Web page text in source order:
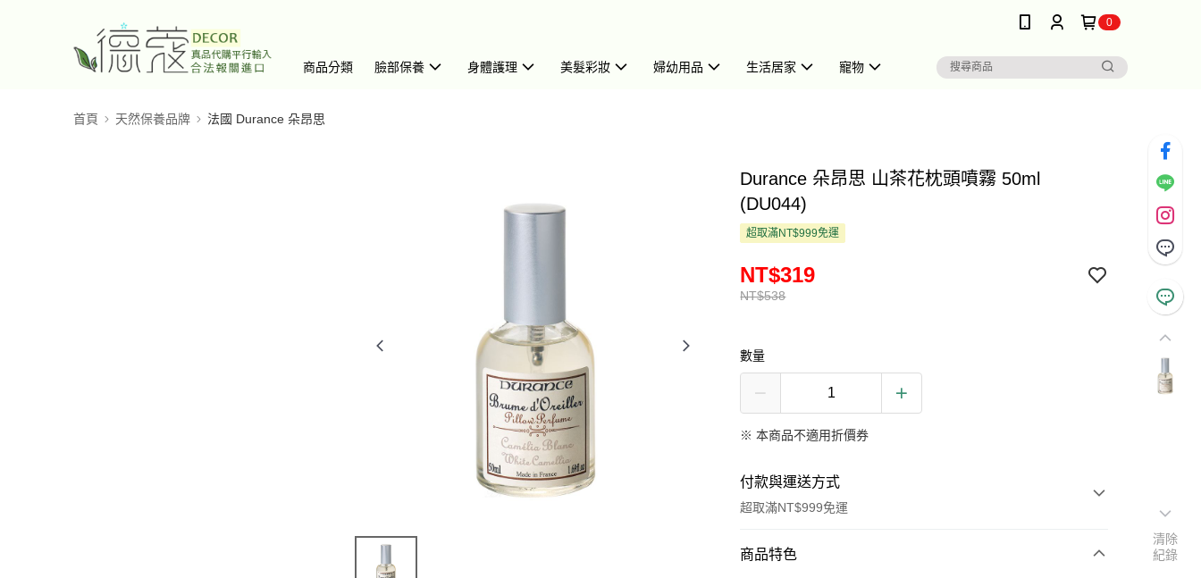
0
商品分類 臉部保養 身體護理 美髮彩妝 婦幼用品 生活居家 寵物
首頁 天然保養品牌 法國 Durance 朵昂思
Durance 朵昂思 山茶花枕頭噴霧 50ml
(DU044)
超取滿NT$999免運
NT$538
NT$319
數量
※ 本商品不適用折價券
付款與運送方式
超取滿NT$999免運
付款方式
商品特色
清除
紀錄